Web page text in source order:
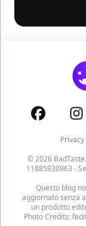
© 2026
11885930963 -
Questo blog
aggiornato senza
un prodotto
Photo Credits: